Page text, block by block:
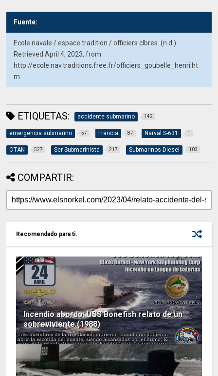
Fuente:
Ecole navale / espace tradition / officiers clbres. (n.d.).
Retrieved April 4, 2023, from
http://ecole.nav.traditions.free.fr/officiers_goubelle_henri.ht
m
ETIQUETAS: accidente submarino 142
emergencia submarino 57 Francia 87 Narval S-631 1
OTAN 527 Ser Submarinista 217 Submarinos Diesel 103
COMPARTIR:
Recomendado para ti.
Incendio abordo: USS Bonefish relato de un
sobreviviente.(1988)